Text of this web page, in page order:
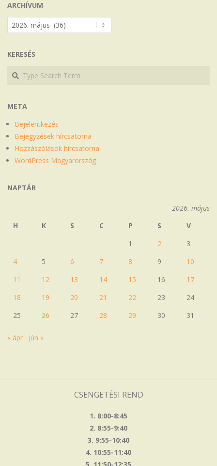
ARCHÍVUM
Archívum
KERESÉS
Search
Search
META
Bejelentkezés
Bejegyzések hírcsatorna
Hozzászólások hírcsatorna
WordPress Magyarország
NAPTÁR
2026. május
H
K S C P S
V
1
2
3
4
5 6 7 8 9
10
11
12 13 14 15 16
17
18
19 20 21 22 23
24
25
26 27 28 29 30 31
« ápr jún »
CSENGETÉSI REND
1. 8:00-8:45
2. 8:55-9:40
3. 9:55-10:40
4. 10:55-11:40